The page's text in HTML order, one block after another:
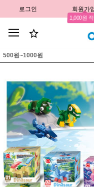
로그인 회원가
1,000원
500원~1000원